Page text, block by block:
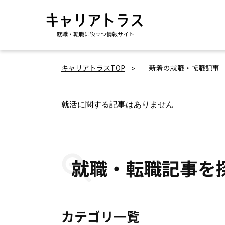
就職・転職に役立つ情報サイト
キャリアトラスTOP 新着の就職・転職記事
就活に関する記事はありません
就職・転職記事を
カテゴリ一覧